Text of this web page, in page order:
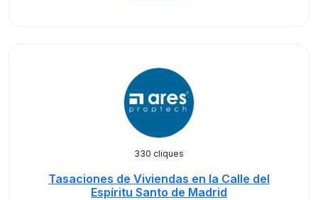
330 cliques
Tasaciones de Viviendas en la Calle del
Espíritu Santo de Madrid